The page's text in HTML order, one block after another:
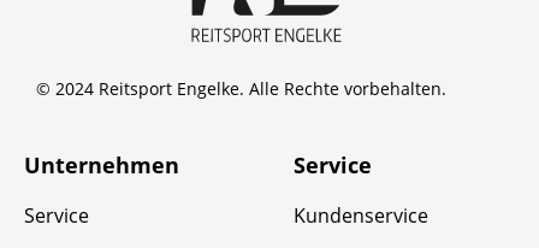
© 2024 Reitsport Engelke. Alle Rechte vorbehalten.
Unternehmen
Service
Service
Kundenservice